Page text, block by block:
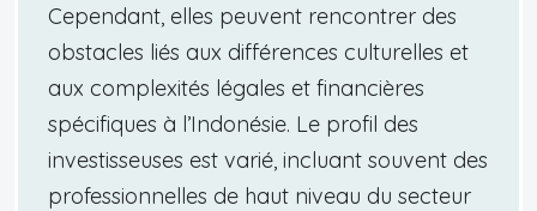
Cependant, elles peuvent rencontrer des
obstacles liés aux différences culturelles et
aux complexités légales et financières
spécifiques à l’Indonésie. Le profil des
investisseuses est varié, incluant souvent des
professionnelles de haut niveau du secteur